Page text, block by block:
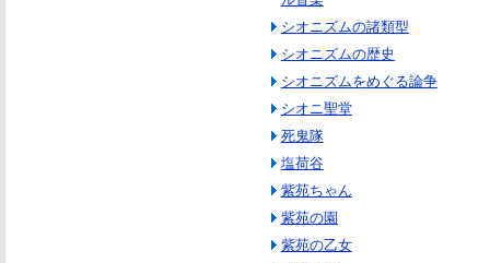
シオニズムの諸類型
シオニズムの歴史
シオニズムをめぐる論争
シオニ聖堂
死鬼隊
塩荷谷
紫苑ちゃん
紫苑の園
紫苑の乙女